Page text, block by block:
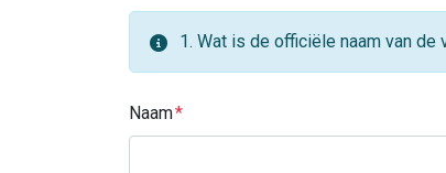
1. Wat is de officiële naam van de
Naam